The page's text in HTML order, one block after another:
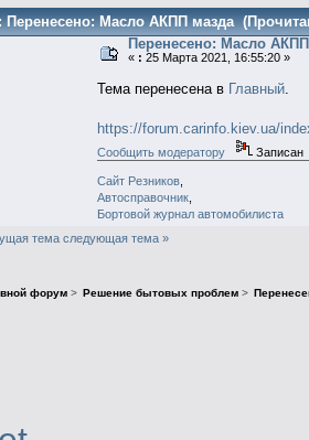
Масло АКПП мазда
Перенесено: Масло
« : 25 Марта 2021, 16:55:20 »
Тема перенесена в Главный.
https://forum.carinfo.kiev.ua/
Сообщить модератору Записан
Сайт Резников,
Автосправочник,
Бортовой журнал автомобилиста
тема следующая тема »
форум> Решение бытовых проблем>